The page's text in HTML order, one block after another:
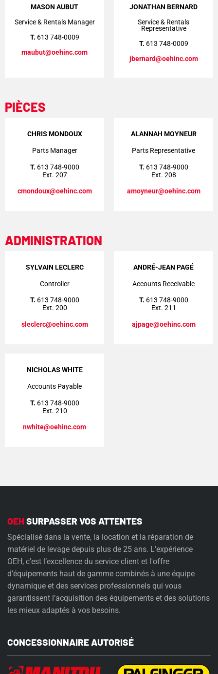
MASON AUBUT
Service & Rentals Manager
T. 613 748-0009
maubut@oehinc.com
JONATHAN BERNARD
Service & Rentals
Representative
T. 613 748-0009
jbernard@oehinc.com
PIÈCES
CHRIS MONDOUX
Parts Manager
T. 613 748-9000
Ext. 207
cmondoux@oehinc.com
ALANNAH MOYNEUR
Parts Representative
T. 613 748-9000
Ext. 208
amoyneur@oehinc.com
ADMINISTRATION
SYLVAIN LECLERC
Controller
T. 613 748-9000
Ext. 200
sleclerc@oehinc.com
ANDRÉ-JEAN PAGÉ
Accounts Receivable
T. 613 748-9000
Ext. 211
ajpage@oehinc.com
NICHOLAS WHITE
Accounts Payable
T. 613 748-9000
Ext. 210
nwhite@oehinc.com
OEH SURPASSER VOS ATTENTES
Spécialisé dans la vente, la location et la réparation de
matériel de levage depuis plus de 25 ans. L’expérience
OEH, c'est l’excellence du service client et l'offre
d’équipements haut de gamme combinés à une équipe
dynamique et des services professionnels qui vous
garantissent l’acquisition des équipements et des solutions
les mieux adaptés à vos besoins.
CONCESSIONNAIRE AUTORISÉ